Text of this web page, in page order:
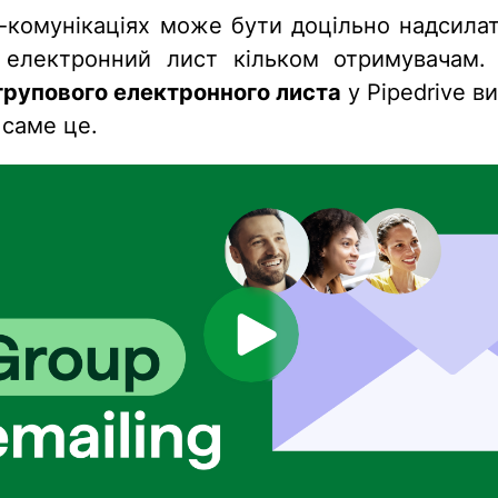
комунікаціях може бути доцільно
лист кільком отримувачам.
електронного листа у Pipedrive
це.